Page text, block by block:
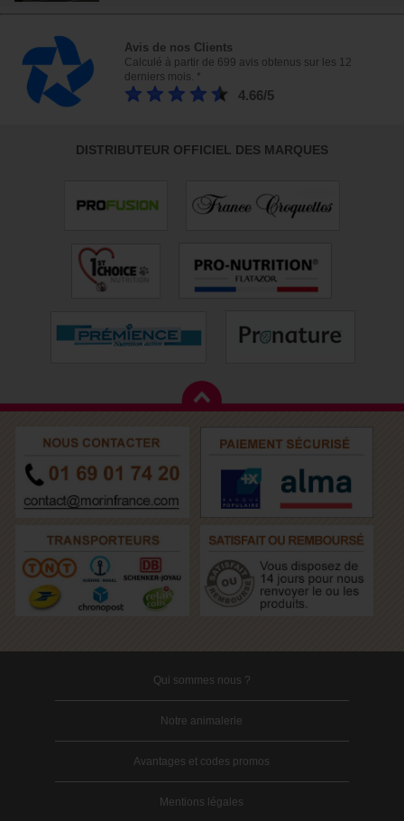
Avis de nos Clients
Calculé à partir de 699 avis obtenus sur les 12
derniers mois. *
4.66/5
DISTRIBUTEUR OFFICIEL DES MARQUES
Qui sommes nous ?
Notre animalerie
Avantages et codes promos
Mentions légales